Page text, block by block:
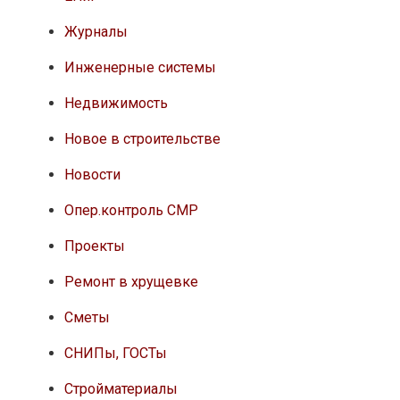
Журналы
Инженерные системы
Недвижимость
Новое в строительстве
Новости
Опер.контроль СМР
Проекты
Ремонт в хрущевке
Сметы
СНИПы, ГОСТы
Стройматериалы